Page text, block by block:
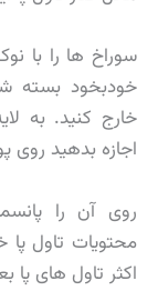
سوراخ ها را با
خودبخود بسته
خارج کنید. به
اجازه بدهید روی
روی آن را
محتویات تاول
اکثر تاول های پا بعد از ۷-۳ روز